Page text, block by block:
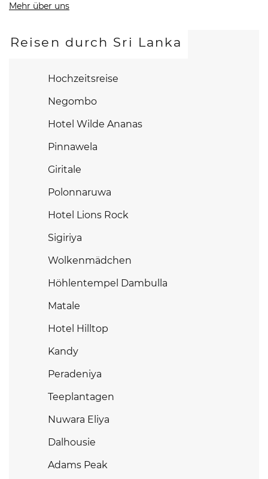
Mehr über uns
Reisen durch Sri Lanka
Hochzeitsreise
Negombo
Hotel Wilde Ananas
Pinnawela
Giritale
Polonnaruwa
Hotel Lions Rock
Sigiriya
Wolkenmädchen
Höhlentempel Dambulla
Matale
Hotel Hilltop
Kandy
Peradeniya
Teeplantagen
Nuwara Eliya
Dalhousie
Adams Peak